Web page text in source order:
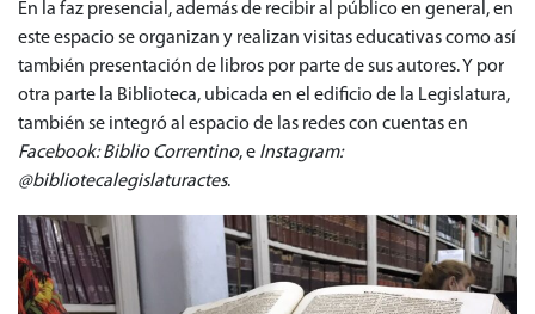
En la faz presencial, además de recibir al público en general, en
este espacio se organizan y realizan visitas educativas como así
también presentación de libros por parte de sus autores. Y por
otra parte la Biblioteca, ubicada en el edificio de la Legislatura,
también se integró al espacio de las redes con cuentas en
Facebook: Biblio Correntino, e Instagram:
@bibliotecalegislaturactes.